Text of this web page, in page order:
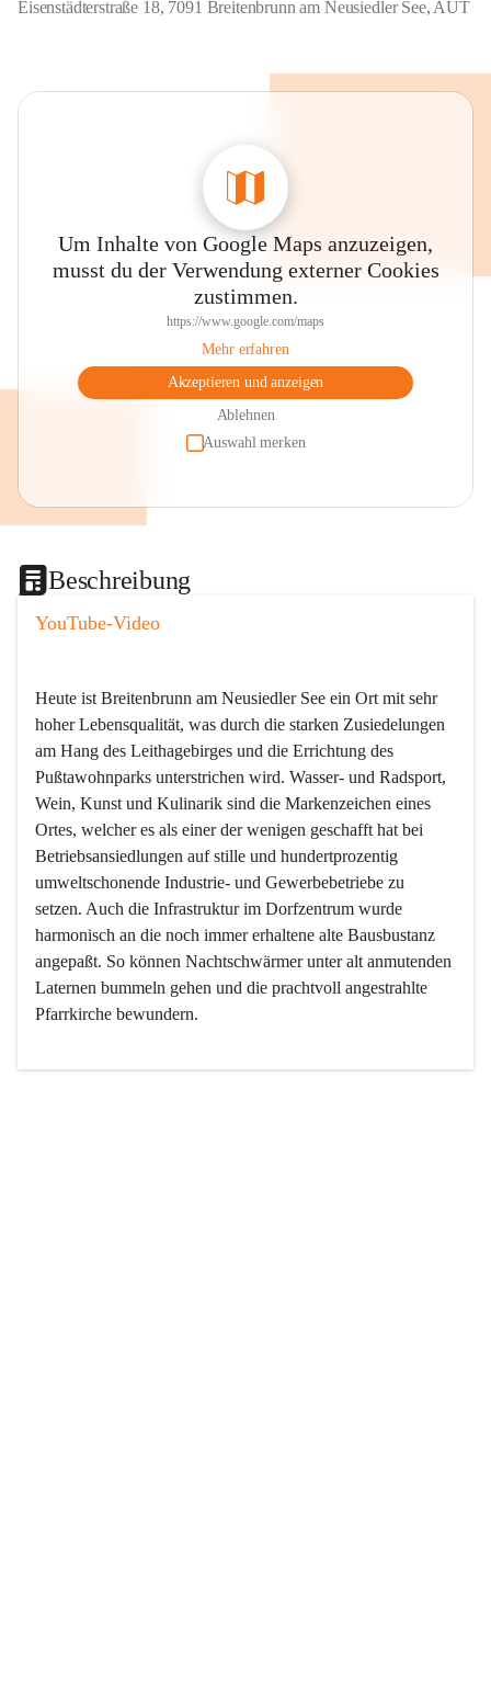
Eisenstädterstraße 18, 7091 Breitenbrunn am Neusiedler See, AUT
Um Inhalte von Google Maps anzuzeigen,
musst du der Verwendung externer Cookies
zustimmen.
https://www.google.com/maps
Mehr erfahren
Akzeptieren und anzeigen
Ablehnen
Auswahl merken
Beschreibung
YouTube-Video
Heute ist Breitenbrunn am Neusiedler See ein Ort mit sehr
hoher Lebensqualität, was durch die starken Zusiedelungen
am Hang des Leithagebirges und die Errichtung des
Pußtawohnparks unterstrichen wird. Wasser- und Radsport,
Wein, Kunst und Kulinarik sind die Markenzeichen eines
Ortes, welcher es als einer der wenigen geschafft hat bei
Betriebsansiedlungen auf stille und hundertprozentig
umweltschonende Industrie- und Gewerbebetriebe zu
setzen. Auch die Infrastruktur im Dorfzentrum wurde
harmonisch an die noch immer erhaltene alte Bausbustanz
angepaßt. So können Nachtschwärmer unter alt anmutenden
Laternen bummeln gehen und die prachtvoll angestrahlte
Pfarrkirche bewundern.
Der Weinbau dominert heute nicht mehr, ist aber integrativer